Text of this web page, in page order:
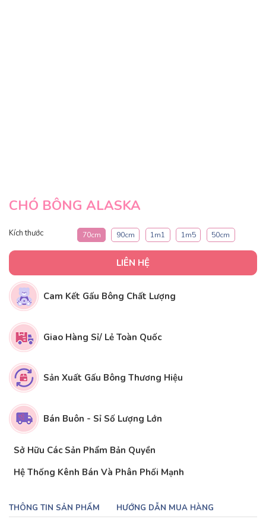
CHÓ BÔNG ALASKA
Kích thước 70cm 90cm 1m1 1m5 50cm
LIÊN HỆ
Cam Kết Gấu Bông Chất Lượng
Giao Hàng Sỉ/ Lẻ Toàn Quốc
Sản Xuất Gấu Bông Thương Hiệu
Bán Buôn - Sỉ Số Lượng Lớn
Sở Hữu Các Sản Phẩm Bản Quyền
Hệ Thống Kênh Bán Và Phân Phối Mạnh
THÔNG TIN SẢN PHẨM HƯỚNG DẪN MUA HÀNG